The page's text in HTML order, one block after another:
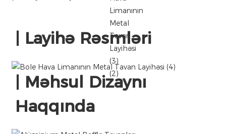
| Layihə Rəsmləri
| Məhsul Dizaynı
Haqqında